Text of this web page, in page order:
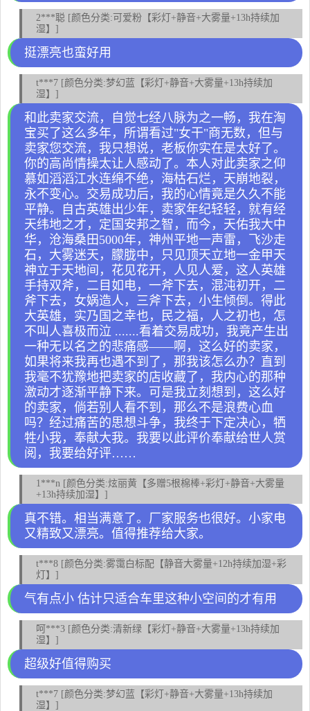
2***聪 [颜色分类:可爱粉【彩灯+静音+大雾量+13h持续加
湿】]
挺漂亮也蛮好用
t***7 [颜色分类:梦幻蓝【彩灯+静音+大雾量+13h持续加
湿】]
和此卖家交流，自觉七经八脉为之一畅，我在淘
宝买了这么多年，所谓看过"女干"商无数，但与
卖家您交流，我只想说，老板你实在是太好了。
你的高尚情操太让人感动了。本人对此卖家之仰
慕如滔滔江水连绵不绝，海枯石烂，天崩地裂，
永不变心。交易成功后，我的心情竟是久久不能
平静。自古英雄出少年，卖家年纪轻轻，就有经
天纬地之才，定国安邦之智，而今，天佑我大中
华，沧海桑田5000年，神州平地一声雷，飞沙走
石，大雾迷天，朦胧中，只见顶天立地一金甲天
神立于天地间，花见花开，人见人爱，这人英雄
手持双斧，二目如电，一斧下去，混沌初开，二
斧下去，女娲造人，三斧下去，小生倾倒。得此
大英雄，实乃国之幸也，民之福，人之初也，怎
不叫人喜极而泣 .......看着交易成功，我竟产生出
一种无以名之的悲痛感——啊，这么好的卖家，
如果将来我再也遇不到了，那我该怎么办？直到
我毫不犹豫地把卖家的店收藏了，我内心的那种
激动才逐渐平静下来。可是我立刻想到，这么好
的卖家，倘若别人看不到，那么不是浪费心血
吗？经过痛苦的思想斗争，我终于下定决心，牺
牲小我，奉献大我。我要以此评价奉献给世人赏
阅，我要给好评……
1***n [颜色分类:炫丽黄【多赠5根棉棒+彩灯+静音+大雾量
+13h持续加湿】]
真不错。相当满意了。厂家服务也很好。小家电
又精致又漂亮。值得推荐给大家。
t***8 [颜色分类:雾霭白标配【静音大雾量+12h持续加湿+彩
灯】]
气有点小 估计只适合车里这种小空间的才有用
呵***3 [颜色分类:清新绿【彩灯+静音+大雾量+13h持续加
湿】]
超级好值得购买
t***7 [颜色分类:梦幻蓝【彩灯+静音+大雾量+13h持续加
湿】]